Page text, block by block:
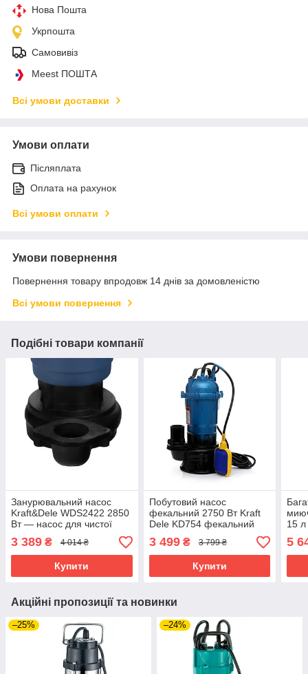
Нова Пошта
Укрпошта
Самовивіз
Meest ПОШТА
Всі умови доставки
Умови оплати
Післяплата
Оплата на рахунок
Всі умови оплати
Умови повернення
Повернення товару впродовж 14 днів за домовленістю
Всі умови повернення
Подібні товари компанії
Занурювальний насос
Kraft&Dele WDS2422 2850
Вт — насос для чистої
води 30000 л/год riven
3 389 ₴ 4 014 ₴
Купити
Побутовий насос
фекальний 2750 Вт Kraft
Dele KD754 фекальний
насос riven
3 499₴ 3 799 ₴
Купити
15
5
Акційні пропозиції та новинки
–25% –24%